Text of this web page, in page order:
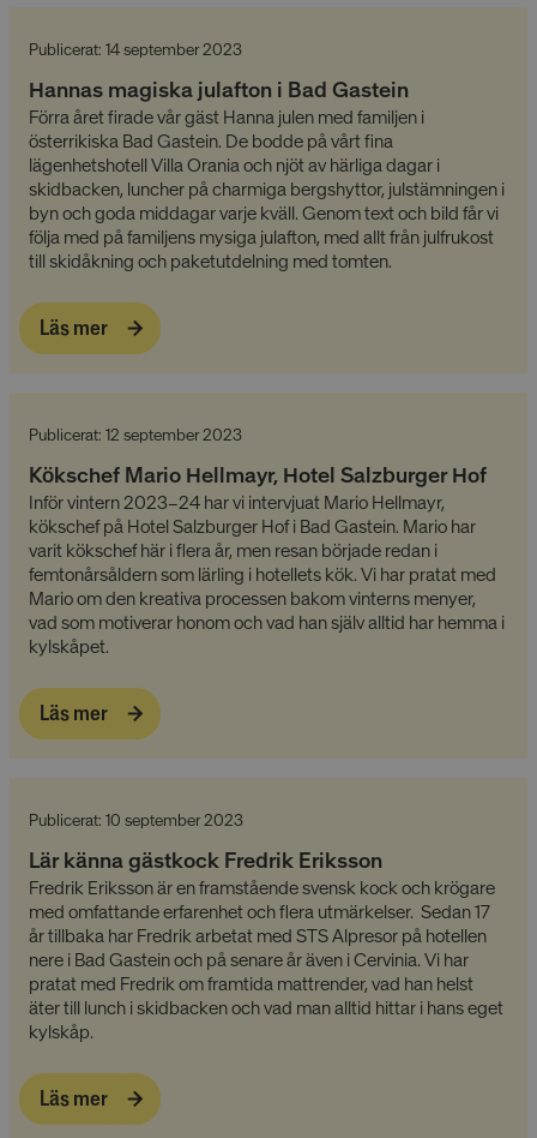
Publicerat: 14 september 2023
Hannas magiska julafton i Bad Gastein
Förra året firade vår gäst Hanna julen med familjen i
österrikiska Bad Gastein. De bodde på vårt fina
lägenhetshotell Villa Orania och njöt av härliga dagar i
skidbacken, luncher på charmiga bergshyttor, julstämningen i
byn och goda middagar varje kväll. Genom text och bild får vi
följa med på familjens mysiga julafton, med allt från julfrukost
till skidåkning och paketutdelning med tomten.
Läs mer
Publicerat: 12 september 2023
Kökschef Mario Hellmayr, Hotel Salzburger Hof
Inför vintern 2023–24 har vi intervjuat Mario Hellmayr,
kökschef på Hotel Salzburger Hof i Bad Gastein. Mario har
varit kökschef här i flera år, men resan började redan i
femtonårsåldern som lärling i hotellets kök. Vi har pratat med
Mario om den kreativa processen bakom vinterns menyer,
vad som motiverar honom och vad han själv alltid har hemma i
kylskåpet.
Läs mer
Publicerat: 10 september 2023
Lär känna gästkock Fredrik Eriksson
Fredrik Eriksson är en framstående svensk kock och krögare
med omfattande erfarenhet och flera utmärkelser. Sedan 17
år tillbaka har Fredrik arbetat med STS Alpresor på hotellen
nere i Bad Gastein och på senare år även i Cervinia. Vi har
pratat med Fredrik om framtida mattrender, vad han helst
äter till lunch i skidbacken och vad man alltid hittar i hans eget
kylskåp.
Läs mer
VISITOR_INFO1_LIVE
4 veckor
använder
eller gamla
av Youtube-